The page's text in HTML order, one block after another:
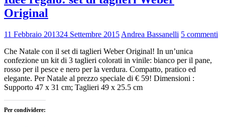
Original
11 Febbraio 201324 Settembre 2015 Andrea Bassanelli 5 commenti
Che Natale con il set di taglieri Weber Original! In un’unica
confezione un kit di 3 taglieri colorati in vinile: bianco per il pane,
rosso per il pesce e nero per la verdura. Compatto, pratico ed
elegante. Per Natale al prezzo speciale di € 59! Dimensioni :
Supporto 47 x 31 cm; Taglieri 49 x 25.5 cm
Per condividere: